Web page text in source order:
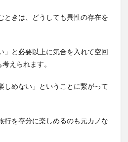
ときは、どうしても異性の存在を
」と必要以上に気合を入れて空回
えられます。
しめない」ということに繋がって
行を存分に楽しめるのも元カノな